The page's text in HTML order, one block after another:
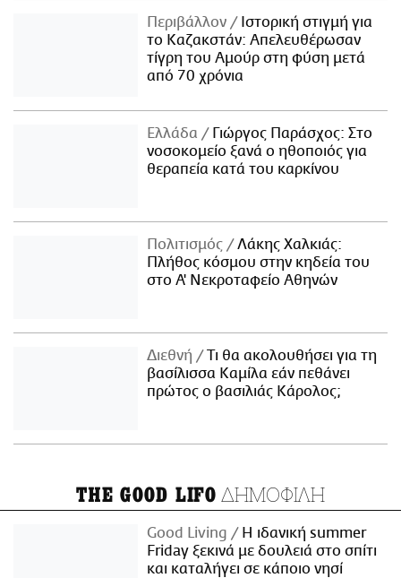
Περιβάλλον
Ιστορική στιγμή για
το Καζακστάν: Απελευθέρωσαν
τίγρη του Αμούρ στη φύση μετά
από 70 χρόνια
Ελλάδα
Γιώργος Παράσχος: Στο
νοσοκομείο ξανά ο ηθοποιός για
θεραπεία κατά του καρκίνου
Πολιτισμός
Λάκης Χαλκιάς:
Πλήθος κόσμου στην κηδεία του
στο Α' Νεκροταφείο Αθηνών
Διεθνή
Τι θα ακολουθήσει για τη
βασίλισσα Καμίλα εάν πεθάνει
πρώτος ο βασιλιάς Κάρολος;
THE GOOD LIFO ΔΗΜΟΦΙΛΗ
Good Living
Η ιδανική summer
Friday ξεκινά με δουλειά στο σπίτι
και καταλήγει σε κάποιο νησί